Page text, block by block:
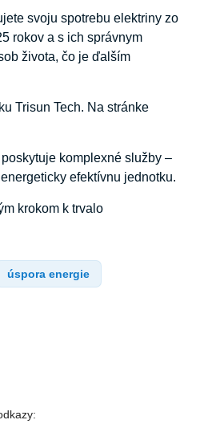
svoju spotrebu elektriny zo
rokov a s ich správnym
života, čo je ďalším
Trisun Tech. Na stránke
komplexné služby –
efektívnu jednotku.
krokom k trvalo
úspora energie